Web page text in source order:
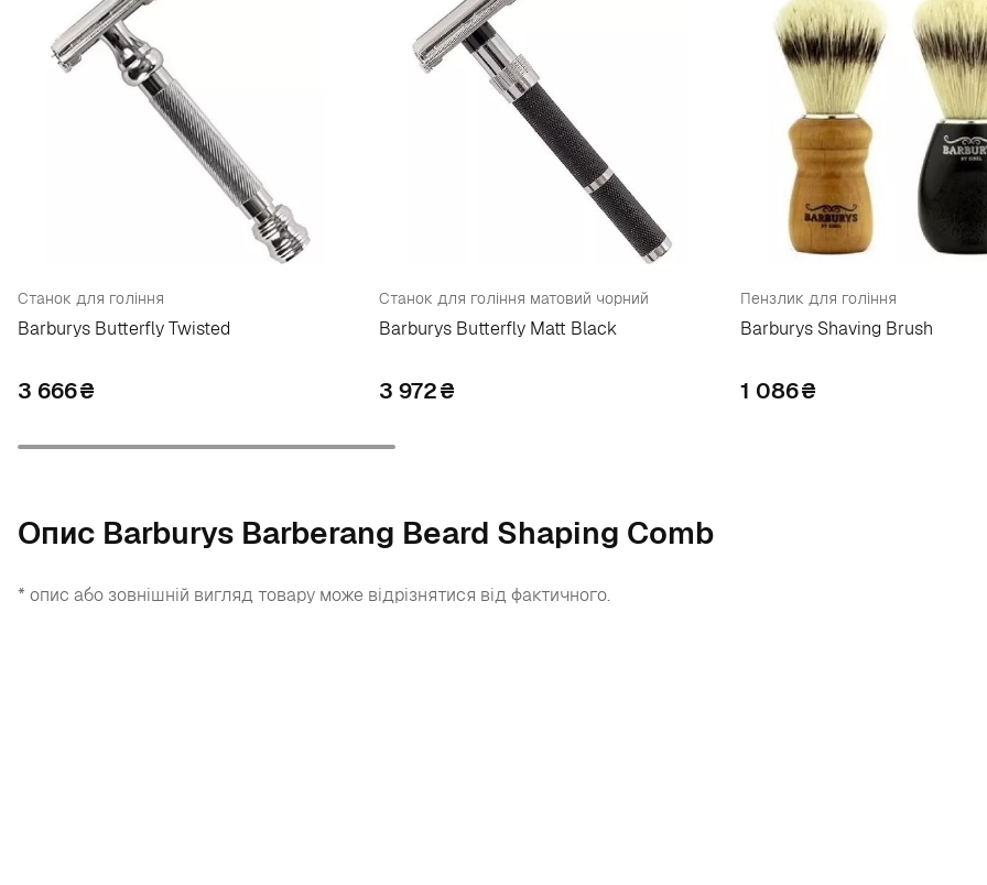
Станок для гоління
Barburys Butterfly Twisted
3 666₴
Станок для гоління матовий чорний
Barburys Butterfly Matt Black
3 972₴
Пензлик для гоління
Barburys Shaving Brush
1 086₴
Опис Barburys Barberang Beard Shaping Comb
* опис або зовнішній вигляд товару може відрізнятися від фактичного.